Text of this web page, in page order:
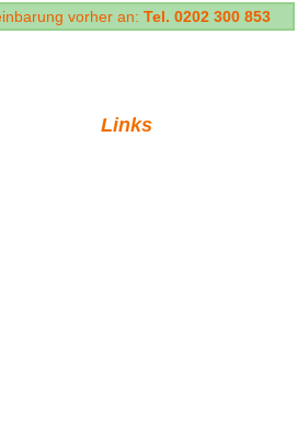
vorher an: Tel. 0202 300 853
Links